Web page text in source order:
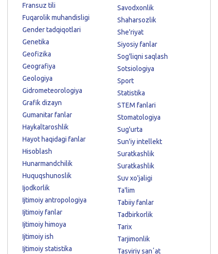
Fransuz tili
Fuqarolik muhandisligi
Gender tadqiqotlari
Genetika
Geofizika
Geografiya
Geologiya
Gidrometeorologiya
Grafik dizayn
Gumanitar fanlar
Haykaltaroshlik
Hayot haqidagi fanlar
Hisoblash
Hunarmandchilik
Huquqshunoslik
Ijodkorlik
Ijtimoiy antropologiya
Ijtimoiy fanlar
Ijtimoiy himoya
Ijtimoiy ish
Ijtimoiy statistika
Savodxonlik
Shaharsozlik
She'riyat
Siyosiy fanlar
Sog'liqni saqlash
Sotsiologiya
Sport
Statistika
STEM fanlari
Stomatologiya
Sug'urta
Sun'iy intellekt
Suratkashlik
Suratkashlik
Suv xo'jaligi
Ta'lim
Tabiiy fanlar
Tadbirkorlik
Tarix
Tarjimonlik
Tasviriy sanʼat